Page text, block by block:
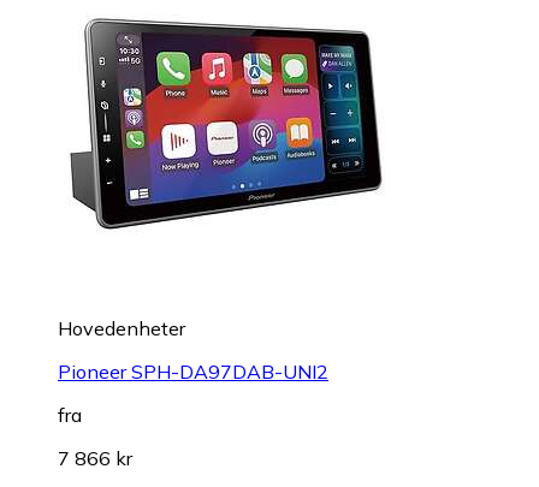
Hovedenheter
Pioneer SPH-DA97DAB-UNI2
fra
7 866 kr